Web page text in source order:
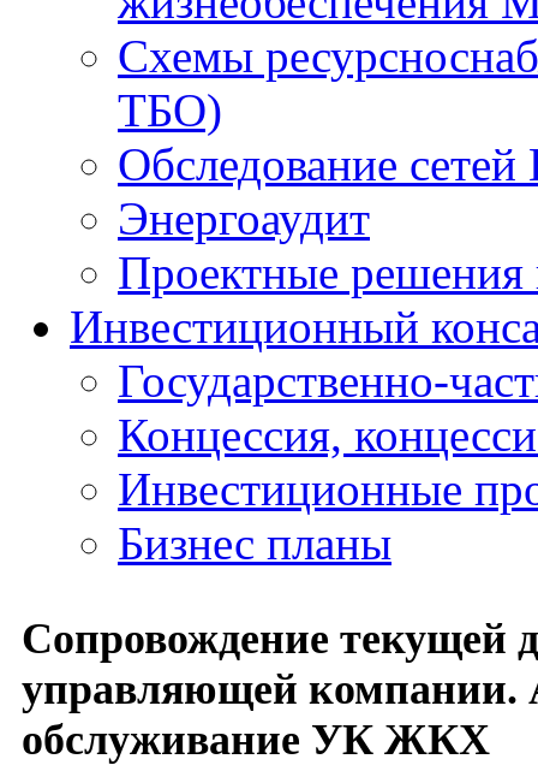
Схемы
ТБО)
Обследование
Энергоаудит
Проектные решения
Инвестиционный
Государственно-
Концессия,
Инвестиционные
Бизнес планы
Сопровождение текущей
управляющей компании.
обслуживание УК ЖКХ